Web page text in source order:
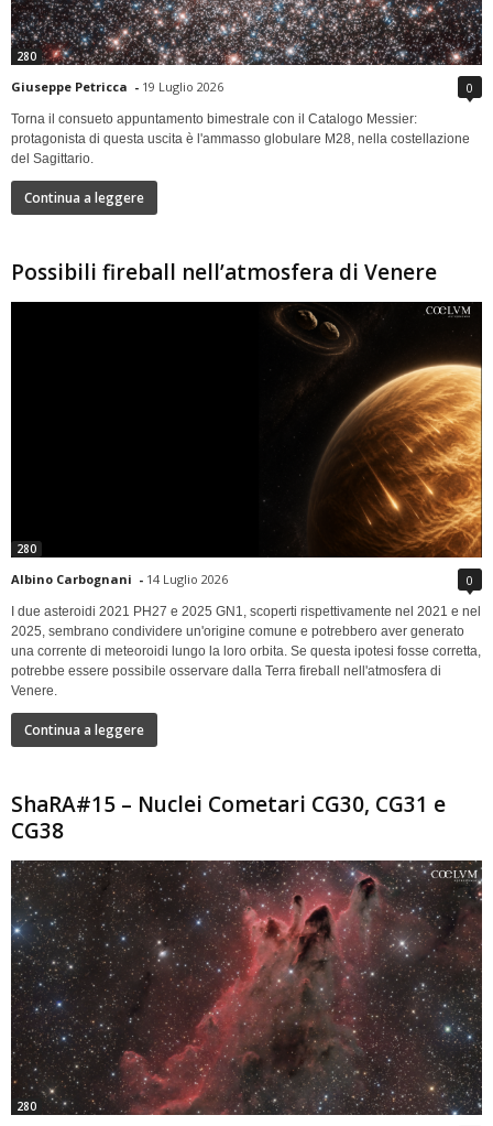
280
Giuseppe Petricca - 19 Luglio 2026 0
Torna il consueto appuntamento bimestrale con il Catalogo Messier:
protagonista di questa uscita è l'ammasso globulare M28, nella costellazione
del Sagittario.
Continua a leggere
Possibili fireball nell’atmosfera di Venere
280
Albino Carbognani - 14 Luglio 2026 0
I due asteroidi 2021 PH27 e 2025 GN1, scoperti rispettivamente nel 2021 e nel
2025, sembrano condividere un'origine comune e potrebbero aver generato
una corrente di meteoroidi lungo la loro orbita. Se questa ipotesi fosse corretta,
potrebbe essere possibile osservare dalla Terra fireball nell'atmosfera di
Venere.
Continua a leggere
ShaRA#15 – Nuclei Cometari CG30, CG31 e
CG38
280